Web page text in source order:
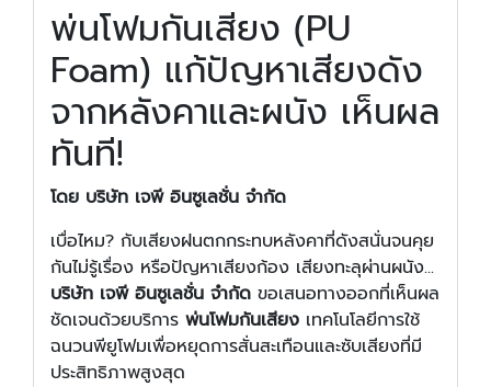
พ่นโฟมกันเสียง (PU
Foam) แก้ปัญหาเสียงดัง
จากหลังคาและผนัง เห็นผล
ทันที!
โดย บริษัท เจพี อินซูเลชั่น จำกัด
เบื่อไหม? กับเสียงฝนตกกระทบหลังคาที่ดังสนั่นจนคุย
กันไม่รู้เรื่อง หรือปัญหาเสียงก้อง เสียงทะลุผ่านผนัง...
บริษัท เจพี อินซูเลชั่น จำกัด ขอเสนอทางออกที่เห็นผล
ชัดเจนด้วยบริการ พ่นโฟมกันเสียง เทคโนโลยีการใช้
ฉนวนพียูโฟมเพื่อหยุดการสั่นสะเทือนและซับเสียงที่มี
ประสิทธิภาพสูงสุด